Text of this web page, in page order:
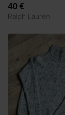
40 €
Ralph Lauren